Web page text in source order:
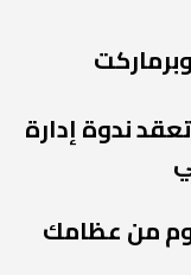
ندوة إدارة
من عظامك